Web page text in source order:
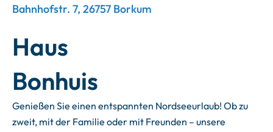
Bahnhofstr. 7, 26757 Borkum
Haus
Bonhuis
Genießen Sie einen entspannten Nordseeurlaub! Ob zu
zweit, mit der Familie oder mit Freunden – unsere